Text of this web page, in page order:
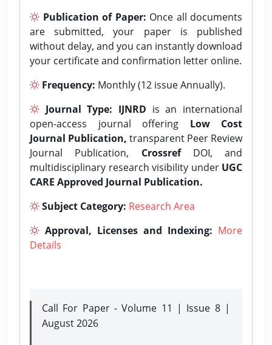
Publication of Paper: Once all documents
are submitted, your paper is published
without delay, and you can instantly download
your certificate and confirmation letter online.
Frequency: Monthly (12 issue Annually).
Journal Type: IJNRD is an international
open-access journal offering Low Cost
Journal Publication, transparent Peer Review
Journal Publication, CrossrefDOI, and
multidisciplinary research visibility under UGC
CARE Approved Journal Publication.
Subject Category: Research Area
Approval, Licenses and Indexing: More
Details
Call For Paper - Volume 11 | Issue 8 |
August 2026